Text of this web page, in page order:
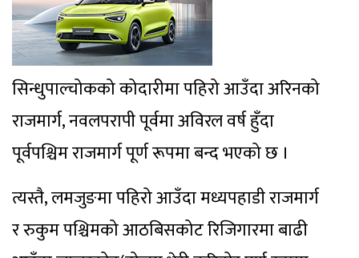
सिन्धुपाल्चोकको कोदारीमा पहिरो आउँदा अरिनको
राजमार्ग, नवलपरापी पूर्वमा अविरल वर्ष हुँदा
पूर्वपश्चिम राजमार्ग पूर्ण रूपमा बन्द भएको छ ।
त्यस्तै, लमजुङमा पहिरो आउँदा मध्यपहाडी राजमार्ग
र रुकुम पश्चिमको आठबिसकोट रिजिगारमा बाढी